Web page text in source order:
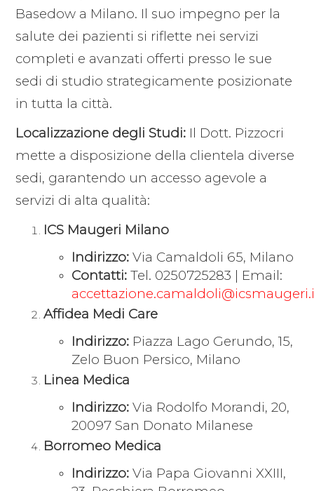
Basedow a Milano. Il suo impegno per la
salute dei pazienti si riflette nei servizi
completi e avanzati offerti presso le sue
sedi di studio strategicamente posizionate
in tutta la città.
Localizzazione degli Studi: Il Dott. Pizzocri
mette a disposizione della clientela diverse
sedi, garantendo un accesso agevole a
servizi di alta qualità:
ICS Maugeri Milano
Indirizzo: Via Camaldoli 65, Milano
Contatti: Tel. 0250725283 | Email:
Affidea Medi Care
Indirizzo: Piazza Lago Gerundo, 15,
Zelo Buon Persico, Milano
Linea Medica
Indirizzo: Via Rodolfo Morandi, 20,
20097 San Donato Milanese
Borromeo Medica
Indirizzo: Via Papa Giovanni XXIII,